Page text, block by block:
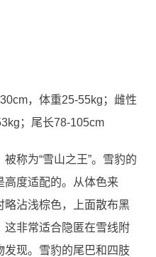
，体重25-55kg ；雌性
；尾长78-105cm
被称为“雪山之王”。雪豹的
高度适配的。从体色来
略沾浅棕色，上面散布黑
这非常适合隐匿在雪线附
发现。雪豹的尾巴和四肢